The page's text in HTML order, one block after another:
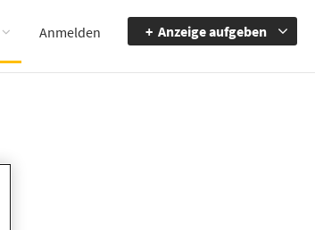
Anmelden Anzeige aufgeben